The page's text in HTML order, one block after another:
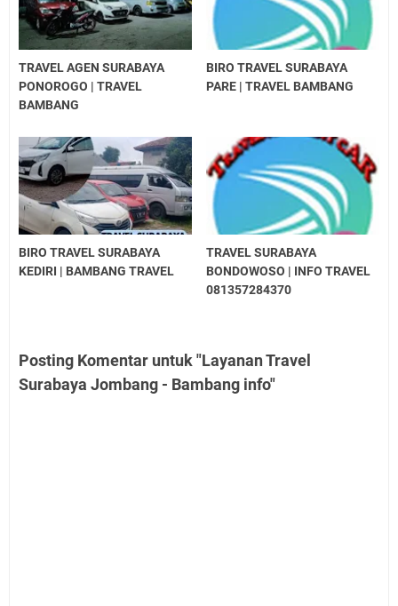
TRAVEL AGEN SURABAYA
PONOROGO | TRAVEL
BAMBANG
BIRO TRAVEL SURABAYA
PARE | TRAVEL BAMBANG
BIRO TRAVEL SURABAYA
KEDIRI | BAMBANG TRAVEL
TRAVEL SURABAYA
BONDOWOSO | INFO TRAVEL
081357284370
Posting Komentar untuk "Layanan Travel
Surabaya Jombang - Bambang info"